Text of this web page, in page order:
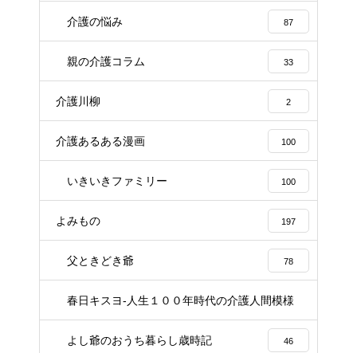
介護の悩み 87
親の介護コラム 33
介護川柳 2
介護あるある漫画 100
いきいきファミリー 100
よみもの 197
父ときどき爺 78
春日キスヨ-人生１００年時代の介護人間模様
よし爺のおうち暮らし歳時記 46